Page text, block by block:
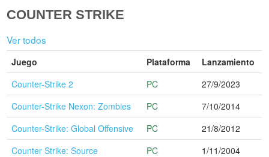
COUNTER STRIKE
Ver todos
Juego Plataforma
Lanzamiento
Counter-Strike 2
PC
27/9/2023
Counter-Strike Nexon: Zombies
PC
7/10/2014
Counter-Strike: Global Offensive
PC
21/8/2012
Counter Strike: Source
PC
1/11/2004